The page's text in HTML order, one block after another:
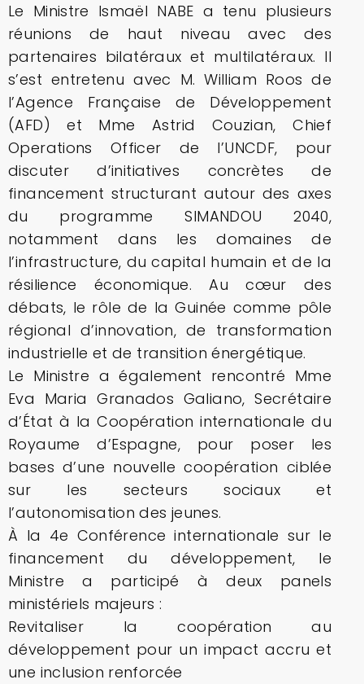
Le Ministre Ismaël NABE a tenu plusieurs
réunions de haut niveau avec des
partenaires bilatéraux et multilatéraux. Il
s’est entretenu avec M. William Roos de
l’Agence Française de Développement
(AFD) et Mme Astrid Couzian, Chief
Operations Officer de l’UNCDF, pour
discuter d’initiatives concrètes de
financement structurant autour des axes
du programme SIMANDOU 2040,
notamment dans les domaines de
l’infrastructure, du capital humain et de la
résilience économique. Au cœur des
débats, le rôle de la Guinée comme pôle
régional d’innovation, de transformation
industrielle et de transition énergétique.
Le Ministre a également rencontré Mme
Eva Maria Granados Galiano, Secrétaire
d’État à la Coopération internationale du
Royaume d’Espagne, pour poser les
bases d’une nouvelle coopération ciblée
sur les secteurs sociaux et
l’autonomisation des jeunes.
À la 4e Conférence internationale sur le
financement du développement, le
Ministre a participé à deux panels
ministériels majeurs :
Revitaliser la coopération au
développement pour un impact accru et
une inclusion renforcée